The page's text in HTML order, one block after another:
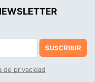
SUSCRIBIR
de privacidad